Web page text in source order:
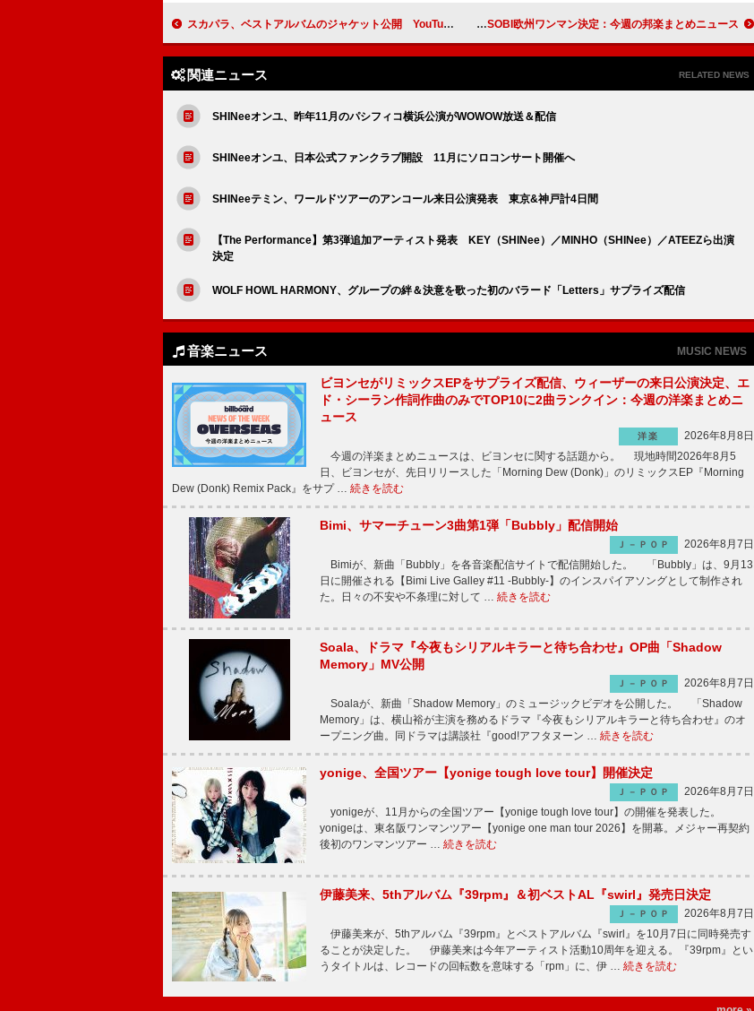
スカパラ、ベストアルバムのジャケット公開 YouTubeトークライブも決定 Number_i＆ZB1が総合首位、「BBBB」6億再生突破、YOASOBI欧州ワンマン決定：今週の邦楽まとめニュース
関連ニュース RELATED NEWS
SHINeeオンユ、昨年11月のパシフィコ横浜公演がWOWOW放送＆配信
SHINeeオンユ、日本公式ファンクラブ開設 11月にソロコンサート開催へ
SHINeeテミン、ワールドツアーのアンコール来日公演発表 東京&神戸計4日間
【The Performance】第3弾追加アーティスト発表 KEY（SHINee）／MINHO（SHINee）／ATEEZら出演
決定
WOLF HOWL HARMONY、グループの絆＆決意を歌った初のバラード「Letters」サプライズ配信
音楽ニュース MUSIC NEWS
ビヨンセがリミックスEPをサプライズ配信、ウィーザーの来日公演決定、エ
ド・シーラン作詞作曲のみでTOP10に2曲ランクイン：今週の洋楽まとめニ
ュース
洋楽
2026年8月8日
今週の洋楽まとめニュースは、ビヨンセに関する話題から。 現地時間2026年8月5
日、ビヨンセが、先日リリースした「Morning Dew (Donk)」のリミックスEP『Morning
Dew (Donk) Remix Pack』をサプ … 続きを読む
Bimi、サマーチューン3曲第1弾「Bubbly」配信開始
Ｊ－ＰＯＰ
2026年8月7日
Bimiが、新曲「Bubbly」を各音楽配信サイトで配信開始した。 「Bubbly」は、9月13
日に開催される【Bimi Live Galley #11 -Bubbly-】のインスパイアソングとして制作され
た。日々の不安や不条理に対して … 続きを読む
Soala、ドラマ『今夜もシリアルキラーと待ち合わせ』OP曲「Shadow
Memory」MV公開
Ｊ－ＰＯＰ
2026年8月7日
Soalaが、新曲「Shadow Memory」のミュージックビデオを公開した。 「Shadow
Memory」は、横山裕が主演を務めるドラマ『今夜もシリアルキラーと待ち合わせ』のオ
ープニング曲。同ドラマは講談社『good!アフタヌーン … 続きを読む
yonige、全国ツアー【yonige tough love tour】開催決定
Ｊ－ＰＯＰ
2026年8月7日
yonigeが、11月からの全国ツアー【yonige tough love tour】の開催を発表した。
yonigeは、東名阪ワンマンツアー【yonige one man tour 2026】を開幕。メジャー再契約
後初のワンマンツアー … 続きを読む
伊藤美来、5thアルバム『39rpm』＆初ベストAL『swirl』発売日決定
Ｊ－ＰＯＰ
2026年8月7日
伊藤美来が、5thアルバム『39rpm』とベストアルバム『swirl』を10月7日に同時発売す
ることが決定した。 伊藤美来は今年アーティスト活動10周年を迎える。『39rpm』とい
うタイトルは、レコードの回転数を意味する「rpm」に、伊 … 続きを読む